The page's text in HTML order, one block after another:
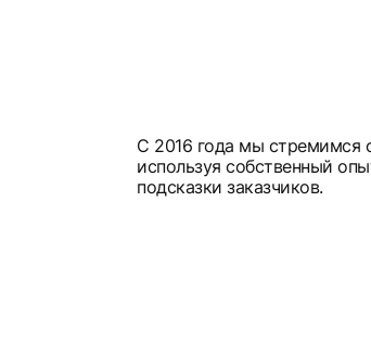
С 2016 года мы стремимся
используя собственный
подсказки заказчиков.